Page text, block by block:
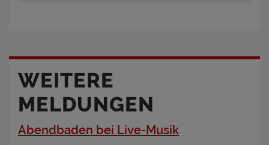
WEITERE
MELDUNGEN
Abendbaden bei Live-Musik